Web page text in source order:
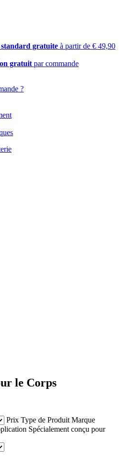
gratuite à partir de € 49,90
gratuit par commande
?
le Corps
Prix Type de Produit Marque
Spécialement conçu pour